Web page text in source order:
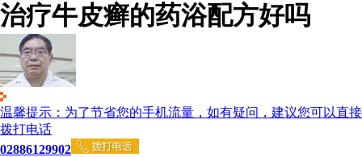
治疗牛皮癣的药浴配方好吗
温馨提示：为了节省您的手机流量，如有疑问，建议您可以直接
拨打电话
02886129902